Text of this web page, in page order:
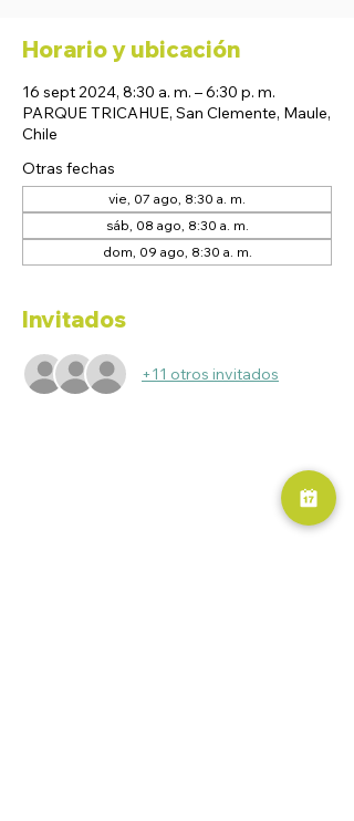
Horario y ubicación
16 sept 2024, 8:30 a. m. – 6:30 p. m.
PARQUE TRICAHUE, San Clemente, Maule,
Chile
Otras fechas
vie, 07 ago, 8:30 a. m.
sáb, 08 ago, 8:30 a. m.
dom, 09 ago, 8:30 a. m.
Invitados
+11 otros invitados